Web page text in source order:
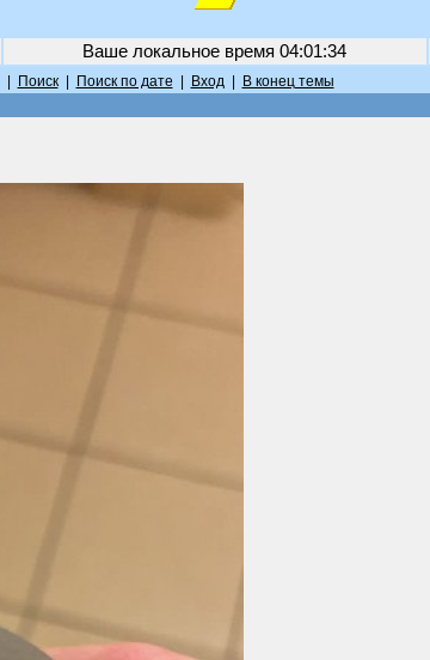
Ваше локальное время 04:01:34
Поиск| Поиск по дате Вход| В конец темы